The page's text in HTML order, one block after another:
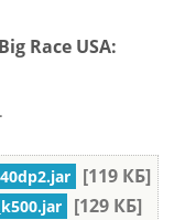
Race USA:
[119 КБ]
[129 КБ]